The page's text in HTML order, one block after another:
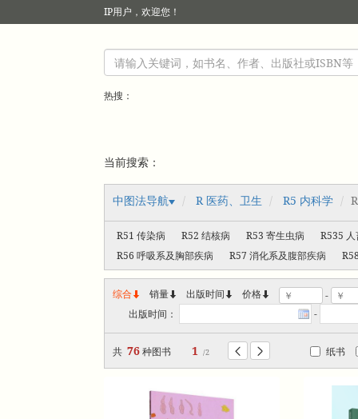
IP用户，欢迎您！
热搜：
当前搜索：
中图法导航 R 医药、卫生 R5 内科学
R51 传染病 R52 结核病 R53 寄生虫病
R535
R56 呼吸系及胸部疾病
R57 消化系及腹部疾病
综合 销量 出版时间  价格
-
出版时间：
-
共 76种图书 1 /2   纸书